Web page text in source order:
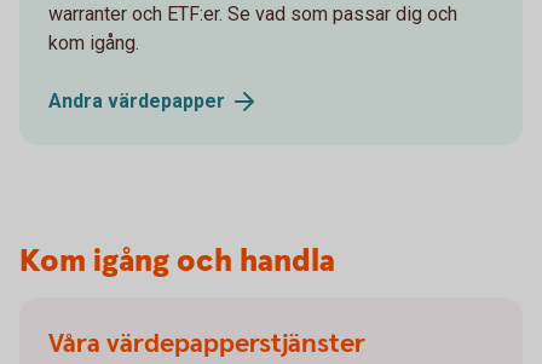
warranter och ETF:er. Se vad som passar dig och
kom igång.
Andra värdepapper
Kom igång och handla
Våra värdepapperstjänster